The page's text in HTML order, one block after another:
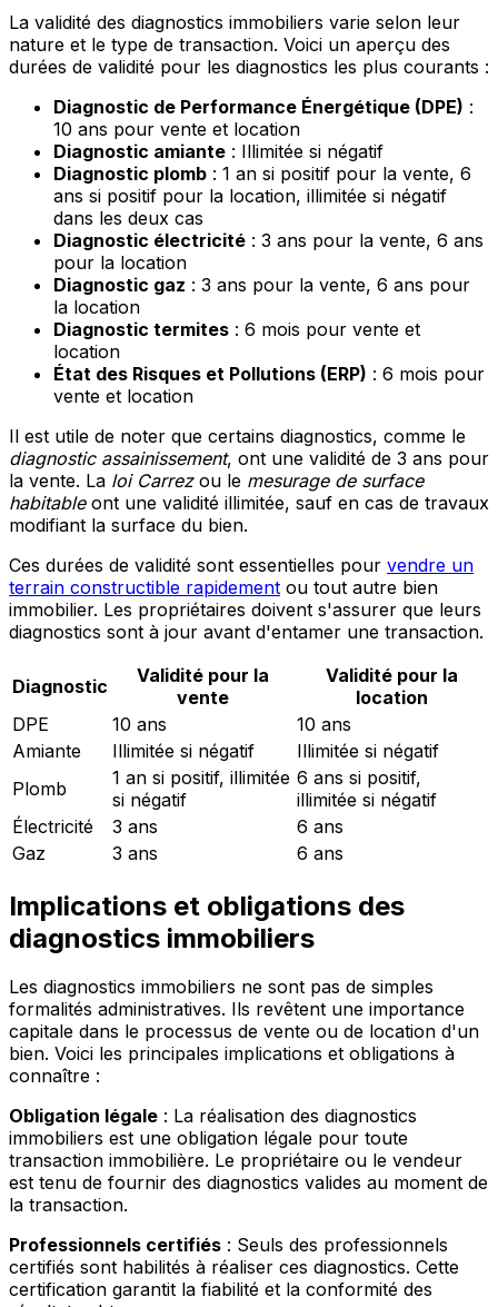
La validité des diagnostics immobiliers varie selon leur
nature et le type de transaction. Voici un aperçu des
durées de validité pour les diagnostics les plus courants :
Diagnostic de Performance Énergétique (DPE) :
10 ans pour vente et location
Diagnostic amiante : Illimitée si négatif
Diagnostic plomb : 1 an si positif pour la vente, 6
ans si positif pour la location, illimitée si négatif
dans les deux cas
Diagnostic électricité : 3 ans pour la vente, 6 ans
pour la location
Diagnostic gaz : 3 ans pour la vente, 6 ans pour
la location
Diagnostic termites : 6 mois pour vente et
location
État des Risques et Pollutions (ERP) : 6 mois pour
vente et location
Il est utile de noter que certains diagnostics, comme le
diagnostic assainissement, ont une validité de 3 ans pour
la vente. La loi Carrezou le mesurage de surface
habitableont une validité illimitée, sauf en cas de travaux
modifiant la surface du bien.
Ces durées de validité sont essentielles pour vendre un
terrain constructible rapidement ou tout autre bien
immobilier. Les propriétaires doivent s'assurer que leurs
diagnostics sont à jour avant d'entamer une transaction.
Diagnostic
Validité pour la
vente
Validité pour la
location
DPE
10 ans
10 ans
Amiante
Illimitée si négatif
Illimitée si négatif
Plomb
1 an si positif, illimitée
si négatif
6 ans si positif,
illimitée si négatif
Électricité
3 ans
6 ans
Gaz
3 ans 6 ans
Implications et obligations des
diagnostics immobiliers
Les diagnostics immobiliers ne sont pas de simples
formalités administratives. Ils revêtent une importance
capitale dans le processus de vente ou de location d'un
bien. Voici les principales implications et obligations à
connaître :
Obligation légale : La réalisation des diagnostics
immobiliers est une obligation légale pour toute
transaction immobilière. Le propriétaire ou le vendeur
est tenu de fournir des diagnostics valides au moment de
la transaction.
Professionnels certifiés : Seuls des professionnels
certifiés sont habilités à réaliser ces diagnostics. Cette
certification garantit la fiabilité et la conformité des